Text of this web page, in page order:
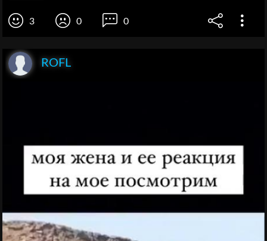
3 0 0
ROFL